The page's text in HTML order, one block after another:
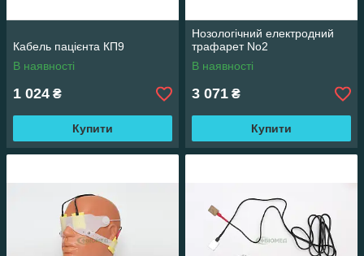
Кабель пацієнта КП9
В наявності
1 024 ₴
Купити
Нозологічний електродний
трафарет No2
В наявності
3 071 ₴
Купити